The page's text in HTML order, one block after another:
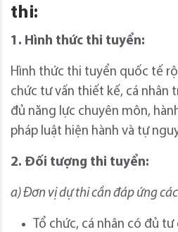
thi:
1. Hình thức thi tuyển:
Hình thức thi tuyển quốc tế
chức tư vấn thiết kế, cá nhân
đủ năng lực chuyên môn,
pháp luật hiện hành và tự
2. Đối tượng thi tuyển:
a) Đơn vị dự thi cần đáp ứng
Tổ chức, cá nhân có đủ